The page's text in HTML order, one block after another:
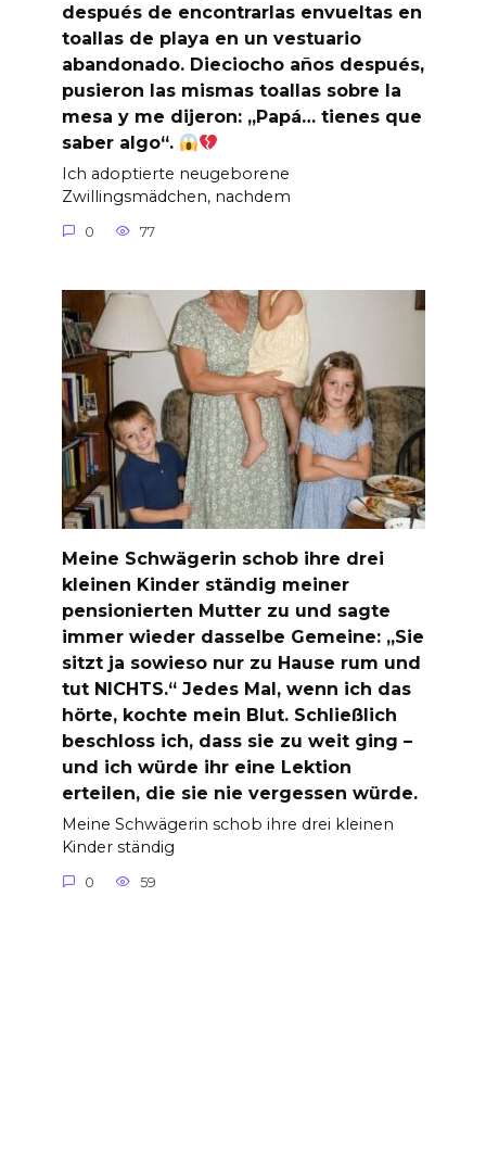
después de encontrarlas envueltas en
toallas de playa en un vestuario
abandonado. Dieciocho años después,
pusieron las mismas toallas sobre la
mesa y me dijeron: „Papá… tienes que
saber algo“.
Ich adoptierte neugeborene
Zwillingsmädchen, nachdem
0 77
Meine Schwägerin schob ihre drei
kleinen Kinder ständig meiner
pensionierten Mutter zu und sagte
immer wieder dasselbe Gemeine: „Sie
sitzt ja sowieso nur zu Hause rum und
tut NICHTS.“ Jedes Mal, wenn ich das
hörte, kochte mein Blut. Schließlich
beschloss ich, dass sie zu weit ging –
und ich würde ihr eine Lektion
erteilen, die sie nie vergessen würde.
Meine Schwägerin schob ihre drei kleinen
Kinder ständig
0 59